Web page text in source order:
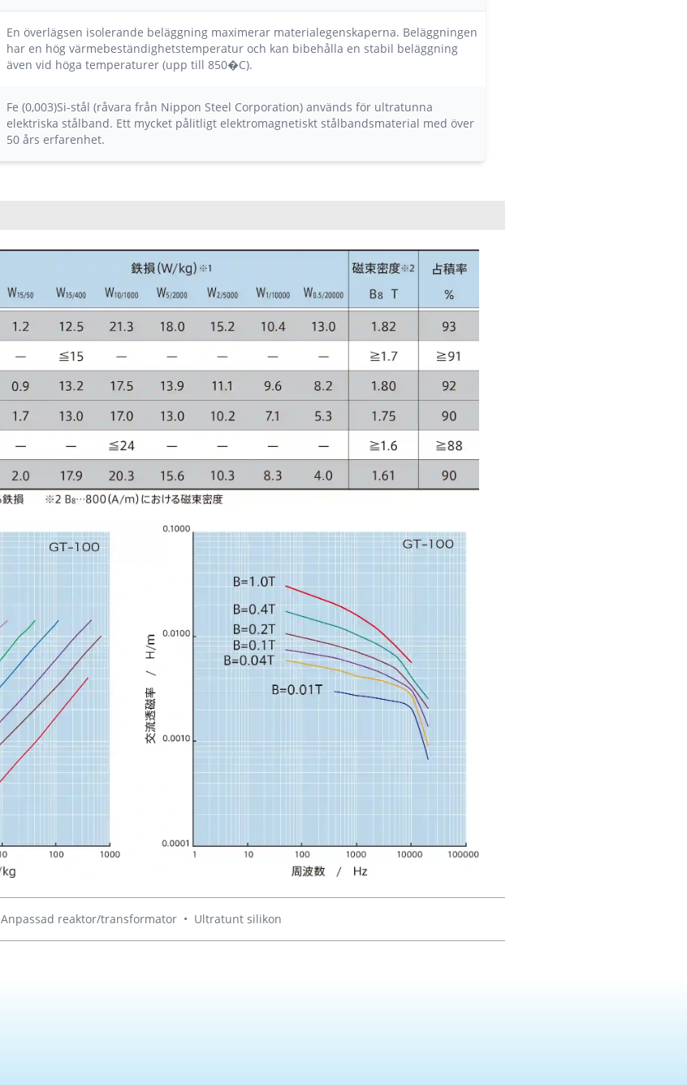
En överlägsen isolerande beläggning maximerar materialegenskaperna. Beläggningen
har en hög värmebeständighetstemperatur och kan bibehålla en stabil beläggning
även vid höga temperaturer (upp till 850�C).
Fe (0,003)Si-stål (råvara från Nippon Steel Corporation) används för ultratunna
elektriska stålband. Ett mycket pålitligt elektromagnetiskt stålbandsmaterial med över
50 års erfarenhet.
Anpassad reaktor/transformator • Ultratunt silikon